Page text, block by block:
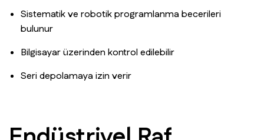
Sistematik ve robotik programlanma becerileri
bulunur
Bilgisayar üzerinden kontrol edilebilir
Seri depolamaya izin verir